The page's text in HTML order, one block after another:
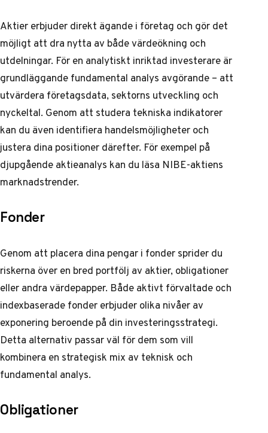
Aktier erbjuder direkt ägande i företag och gör det
möjligt att dra nytta av både värdeökning och
utdelningar. För en analytiskt inriktad investerare är
grundläggande fundamental analys avgörande – att
utvärdera företagsdata, sektorns utveckling och
nyckeltal. Genom att studera tekniska indikatorer
kan du även identifiera handelsmöjligheter och
justera dina positioner därefter. För exempel på
djupgående aktieanalys kan du läsa NIBE-aktiens
marknadstrender.
Fonder
Genom att placera dina pengar i fonder sprider du
riskerna över en bred portfölj av aktier, obligationer
eller andra värdepapper. Både aktivt förvaltade och
indexbaserade fonder erbjuder olika nivåer av
exponering beroende på din investeringsstrategi.
Detta alternativ passar väl för dem som vill
kombinera en strategisk mix av teknisk och
fundamental analys.
Obligationer